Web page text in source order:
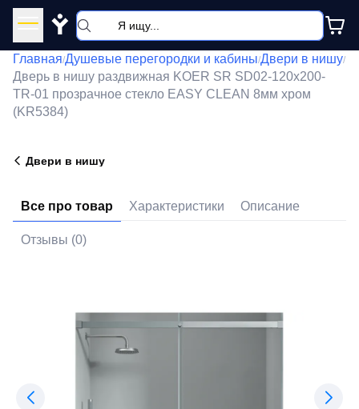
Y
Главная/Душевые перегородки и кабины/Двери в нишу/
Дверь в нишу раздвижная KOER SR SD02-120x200-
TR-01 прозрачное стекло EASY CLEAN 8мм хром
(KR5384)
Двери в нишу
Все про товар Характеристики Описание
Отзывы (0)